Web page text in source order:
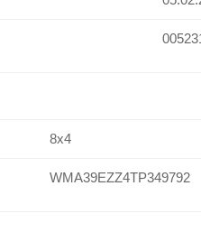
8x4
WMA39EZZ4TP349792